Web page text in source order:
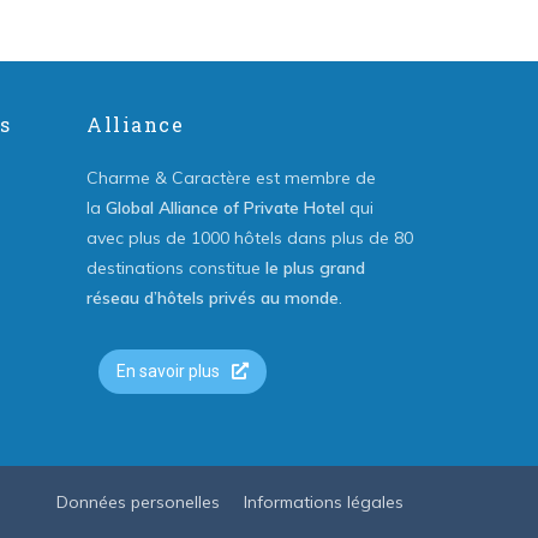
Alliance
Charme & Caractère est membre de
laGlobal Alliance of Private Hotel qui
avec plus de 1000 hôtels dans plus de 80
destinations constituele plus grand
réseau d’hôtels privés au monde.
En savoir plus
Données personelles Informations légales